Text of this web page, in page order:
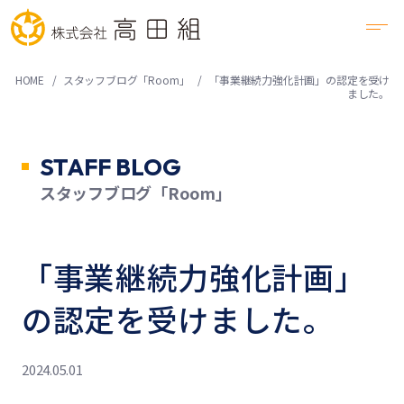
HOME スタッフブログ「Room」
「事業継続力強化計画」の認定を受け
ました。
STAFF BLOG
スタッフブログ「Room」
「事業継続力強化計画」
の認定を受けました。
2024.05.01